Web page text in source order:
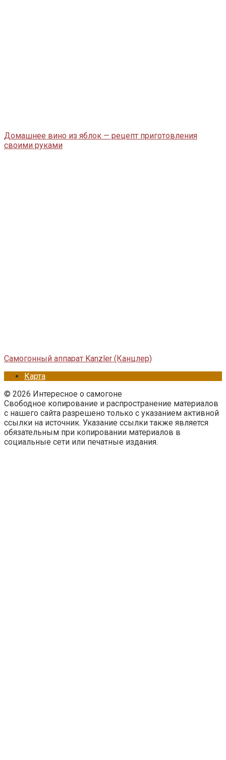
Домашнее вино из яблок — рецепт приготовления
своими руками
Самогонный аппарат Kanzler (Канцлер)
Карта
© 2026 Интересное о самогоне
Свободное копирование и распространение материалов
с нашего сайта разрешено только с указанием активной
ссылки на источник. Указание ссылки также является
обязательным при копировании материалов в
социальные сети или печатные издания.